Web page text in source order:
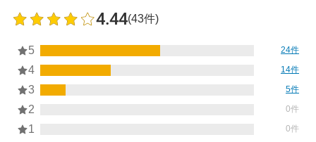
4.44(43件)
5 24件
4 14件
3 5件
2 0件
1 0件